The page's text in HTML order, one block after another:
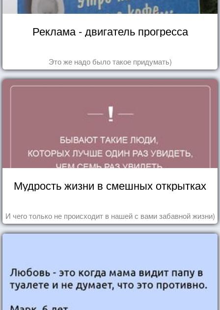
Реклама - двигатель прогресса
Это же надо было такое придумать)
Мудрость жизни в смешных открытках
И чего только не происходит в нашей с вами забавной жизни)